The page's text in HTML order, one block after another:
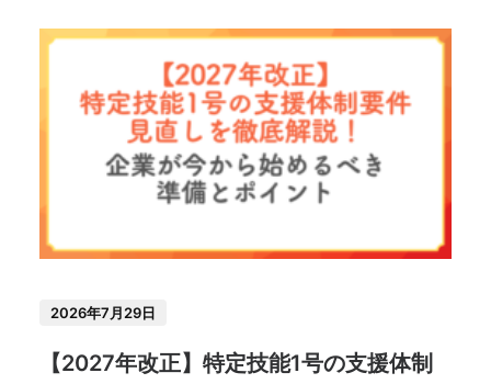
2026年7月29日
【2027年改正】特定技能1号の支援体制